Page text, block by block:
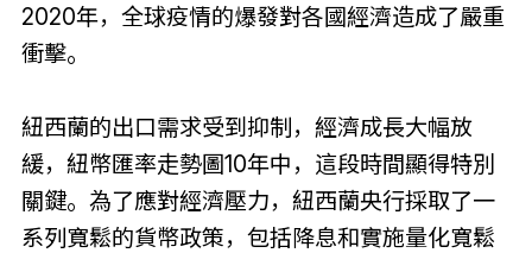
2020年，全球疫情的爆發對各國經濟造成了嚴重
衝擊。
紐西蘭的出口需求受到抑制，經濟成長大幅放
緩，紐幣匯率走勢圖10年中，這段時間顯得特別
關鍵。為了應對經濟壓力，紐西蘭央行採取了一
系列寬鬆的貨幣政策，包括降息和實施量化寬鬆